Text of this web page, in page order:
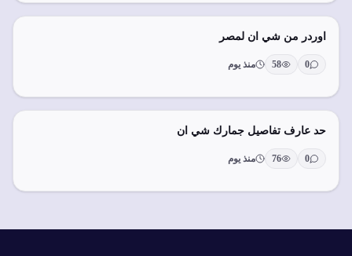
اوردر من شي ان لمصر
0
58 منذ يوم
حد عارف تفاصيل جمارك شي ان
0
76 منذ يوم